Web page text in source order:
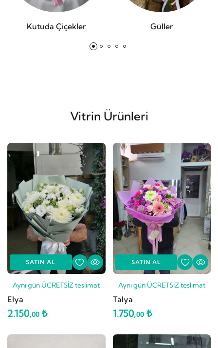
Kutuda Çiçekler Güller
Vitrin Ürünleri
SATIN AL
Aynı gün ÜCRETSİZ teslimat
Elya
2.150,00 ₺
SATIN AL
Aynı gün ÜCRETSİZ teslimat
Talya
1.750,00₺